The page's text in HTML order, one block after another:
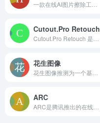
Cutout.Pro Retouch
花生图像
ARC